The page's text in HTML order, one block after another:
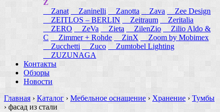
Z
Zanat
Zaninelli Zanotta Zava
Zee Design
ZEITLOS – BERLIN
Zeitraum
Zeritalia
ZERO
ZeVa Zieta ZilenZio
Zilio Aldo &
C
Zimmer + Rohde ZinX
Zoom by Mobimex
Zucchetti
Zuco
Zumtobel Lighting
ZUZUNAGA
Контакты
Обзоры
Новости
Главная › Каталог › Мебельное оснащение › Хранение › Тумбы
› фасад из стали